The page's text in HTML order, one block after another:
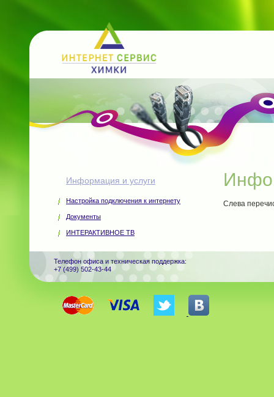
Информация и услуги
Настройка подключения к интернету
Документы
ИНТЕРАКТИВНОЕ ТВ
Слева
Телефон офиса и техническая поддержка:
+7 (499) 502-43-44